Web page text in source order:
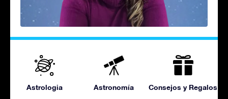
Astrologia Astronomía Consejos y Regalos